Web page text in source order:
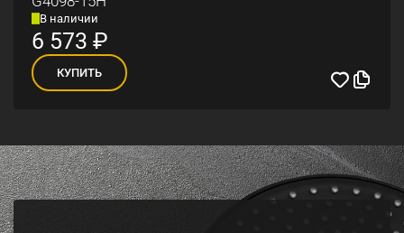
В наличии
6 573 ₽
КУПИТЬ